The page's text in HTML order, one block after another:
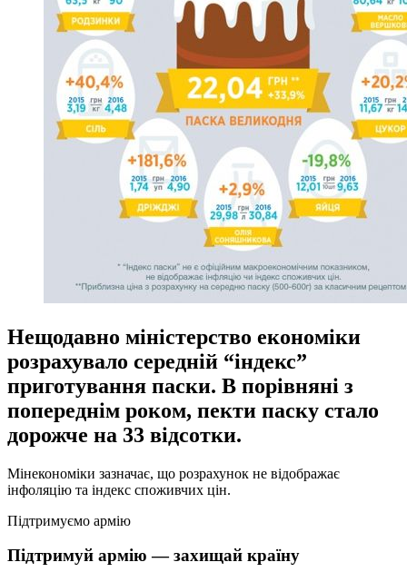
Нещодавно міністерство економіки
розрахувало середній “індекс”
приготування паски. В порівняні з
попереднім роком, пекти паску стало
дорожче на 33 відсотки.
Мінекономіки зазначає, що розрахунок не відображає
інфоляцію та індекс споживчих цін.
Підтримуємо армію
Підтримуй армію — захищай країну